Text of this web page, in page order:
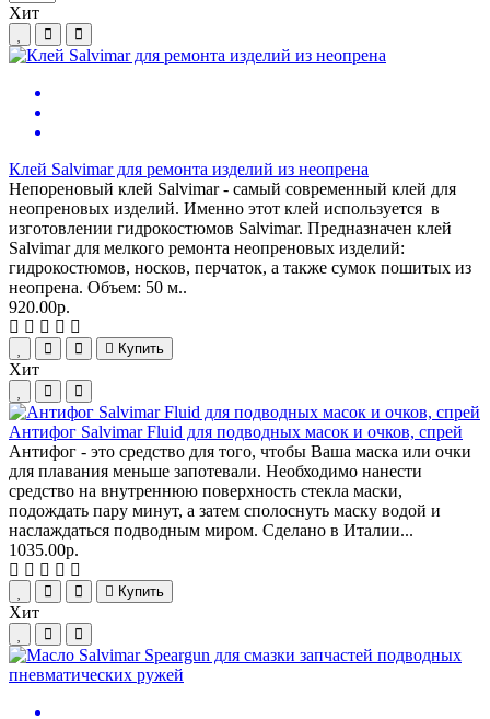
Хит
Клей Salvimar для ремонта изделий из неопрена
Непореновый клей Salvimar - самый современный клей для
неопреновых изделий. Именно этот клей используется в
изготовлении гидрокостюмов Salvimar. Предназначен клей
Salvimar для мелкого ремонта неопреновых изделий:
гидрокостюмов, носков, перчаток, а также сумок пошитых из
неопрена. Объем: 50 м..
920.00р.
Купить
Хит
Антифог Salvimar Fluid для подводных масок и очков, спрей
Антифог - это средство для того, чтобы Ваша маска или очки
для плавания меньше запотевали. Необходимо нанести
средство на внутреннюю поверхность стекла маски,
подождать пару минут, а затем сполоснуть маску водой и
наслаждаться подводным миром. Сделано в Италии...
1035.00р.
Купить
Хит